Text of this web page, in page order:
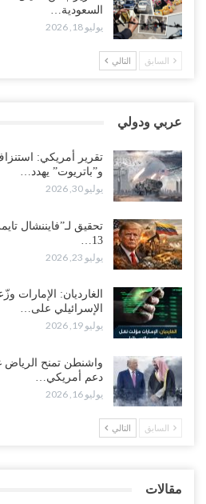
“حضرموت“| تغييرات سعودية بصفوف
بالعبر.. هل بدأت الرياض إعادة هيكلة
أغسطس 2, 2026
أغسطس 2, 2026
“تعز“| غضب شعبي يشلّ الخط الساحلي
الاستراتيجية بالانفجار من الداخل..!
أغسطس 2, 2026
“حضرموت“| الانتقالي يناقش تشكيل لجان
وتلميحات إماراتية إلى انتقال التصعيد نحو
مع اختفاء وزيرة واستقالة آخر وصراع
تعصف بحكومة عدن..!
عقب محاولة انسحابه من مطارح الريان..
مساعدي الحجوري..!
أغسطس 1, 2026
أغسطس 1, 2026
السعودية…
يوليو 18, 2026
السابق التالي
عربي ودولي
تقرير أمريكي:
و”باتريوت” يهدد…
يوليو 30, 2026
تحقيق لـ”فايننشال
13…
يوليو 23, 2026
الغارديان: الإمارات
الإسرائيلي على…
يوليو 19, 2026
واشنطن تمنح الرياض
دعم أمريكي…
يوليو 16, 2026
السابق التالي
مقالات